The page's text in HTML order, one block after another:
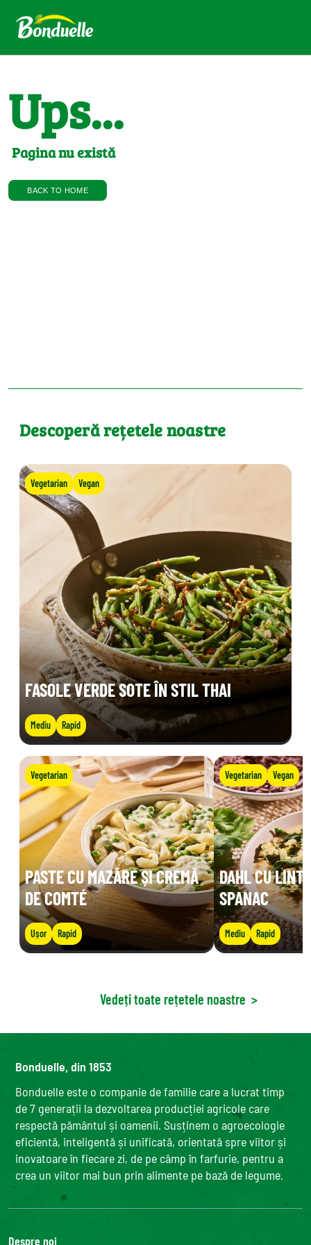
Ups...
Pagina nu există
BACK TO HOME
Descoperă rețetele noastre
Vegetarian Vegan
FASOLE VERDE SOTE ÎN STIL THAI
Mediu Rapid
Vegetarian
PASTE CU MAZĂRE ȘI CREMĂ
DE COMTÉ
Ușor Rapid
Vegetarian Vegan
DAHL CU
SPANAC
Mediu Rapid
Vedeți toate rețetele noastre >
Bonduelle, din 1853
Bonduelle este o companie de familie care a lucrat timp
de 7 generații la dezvoltarea producției agricole care
respectă pământul și oamenii. Susținem o agroecologie
eficientă, inteligentă și unificată, orientată spre viitor și
inovatoare în fiecare zi, de pe câmp în farfurie, pentru a
crea un viitor mai bun prin alimente pe bază de legume.
Despre noi